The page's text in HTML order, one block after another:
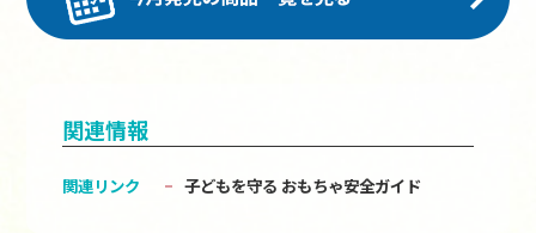
関連情報
関連リンク 子どもを守る おもちゃ安全ガイド